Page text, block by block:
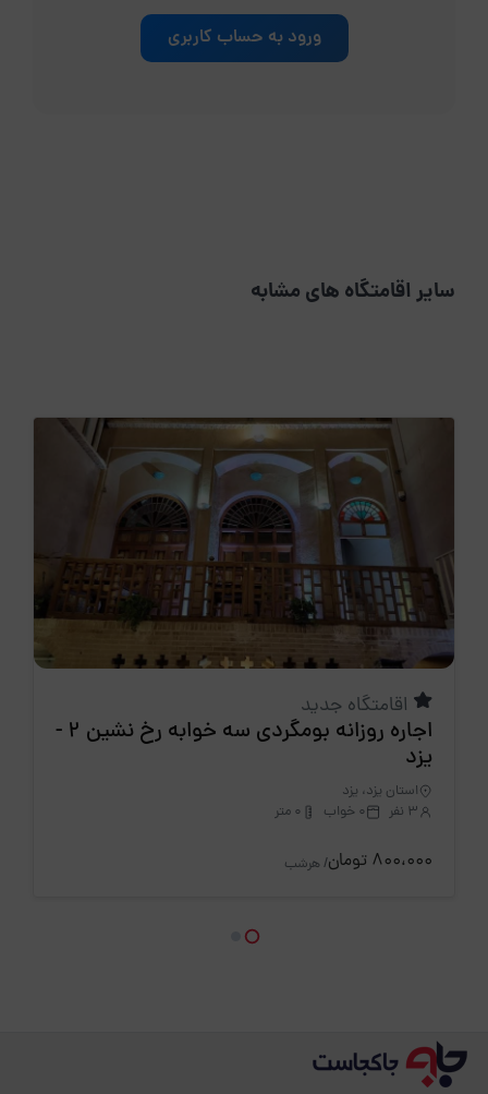
ورود به حساب کاربری
سایر اقامتگاه های مشابه
اقامتگاه جدید
اجاره روزانه بومگردی سه خوابه رخ نشین 2 -
یزد
استان یزد، یزد
3 نفر
0 خواب 0 متر
800،000 تومان / هرشب